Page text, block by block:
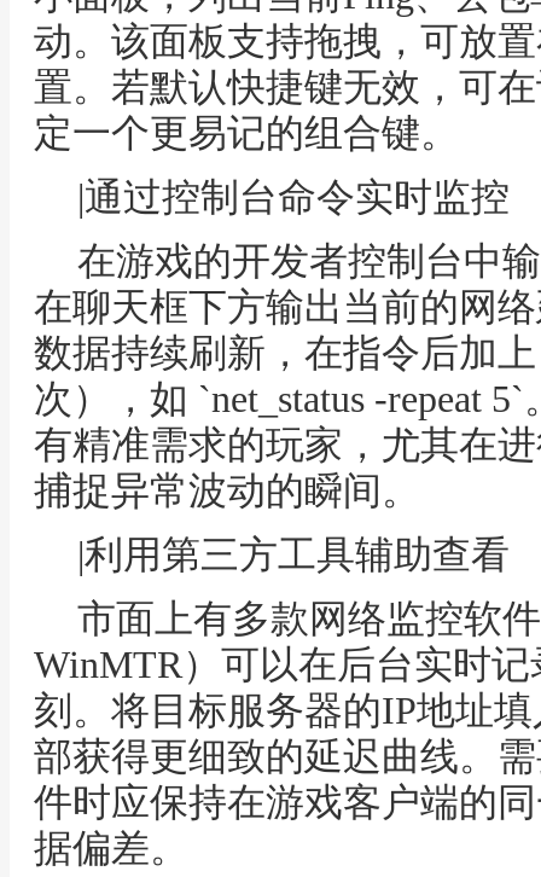
动。该面板支持拖拽，可放
置。若默认快捷键无效，可
定一个更易记的组合键。
|通过控制台命令实时监控
在游戏的开发者控制台中
在聊天框下方输出当前的网
数据持续刷新，在指令后加
次），如 `net_status -repeat
有精准需求的玩家，尤其在
捕捉异常波动的瞬间。
|利用第三方工具辅助查看
市面上有多款网络监控软
WinMTR）可以在后台实时
刻。将目标服务器的IP地址
部获得更细致的延迟曲线。
件时应保持在游戏客户端的
据偏差。